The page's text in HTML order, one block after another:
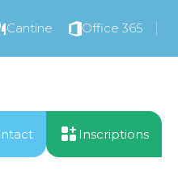
Cantine Office 365
Inscriptions